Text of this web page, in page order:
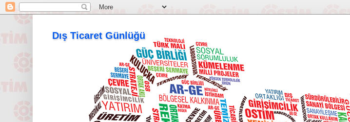
Dış Ticaret Günlüğü